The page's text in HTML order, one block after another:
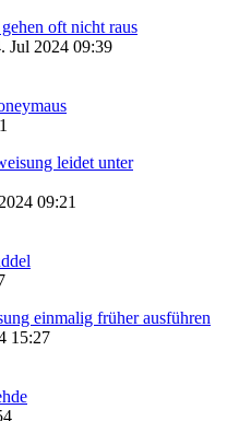
oft nicht raus
Jul 2024 09:39
leidet unter
09:21
einmalig früher ausführen
15:27